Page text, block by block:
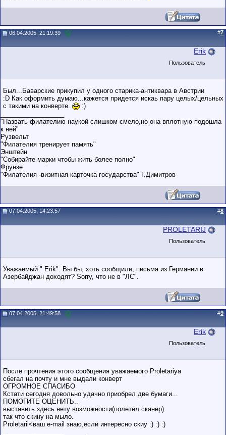
06.04.2005, 21:19:39 #7
Erik
Пользователь
Был...Баварские прикупил у одного старика-антиквара в Австрии
:D Как оформить думаю...кажется придется искаь пару целых/цельных
с такими на конверте.
:)
"Назвать филателию наукой слишком смело,но она вплотную подошла
к ней"
Рузвельт
"Филателия тренирует память"
Энштейн
"Собирайте марки чтобы жить более полно"
Фрунзе
"Филателия -визитная карточка государства" Г.Димитров
07.04.2005, 14:23:57 #8
PROLETARIJ
Пользователь
Уважаемый " Erik". Вы бы, хоть сообщили, письма из Германии в
Азербайджан доходят? Sorry, что не в "ЛС".
07.04.2005, 21:49:58 #9
Erik
Пользователь
После прочтения этого сообщения уважаемого Proletariya
сбегал на почту и мне выдали конверт
ОГРОМНОЕ СПАСИБО
Кстати сегодня довольно удачно приобрел две бумаги...
ПОМОГИТЕ ОЦЕНИТЬ..
выставить здесь нету возможности(полетел сканер)
так что скину на мыло.
Proletarii<ваш e-mail знаю,если интересно скиу :) :) :)